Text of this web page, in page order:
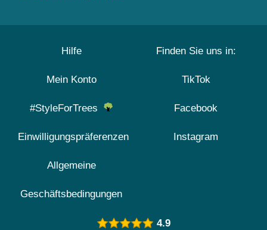
Hilfe
Mein Konto
#StyleForTrees
Einwilligungspräferenzen
Allgemeine
Geschäftsbedingungen
Finden Sie uns in:
TikTok
Facebook
Instagram
4.9